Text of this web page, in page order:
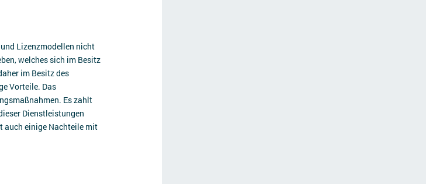
Lizenzmodellen nicht
welches sich im Besitz
im Besitz des
Vorteile. Das
Es zahlt
Dienstleistungen
auch einige Nachteile mit